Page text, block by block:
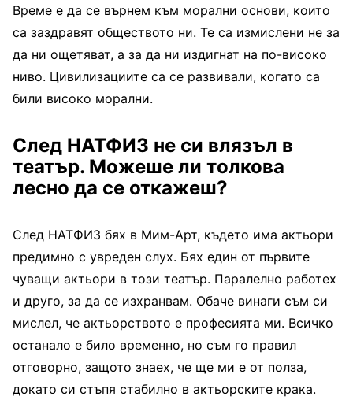
Време е да се върнем към морални основи, които
са заздравят обществото ни. Те са измислени не за
да ни ощетяват, а за да ни издигнат на по-високо
ниво. Цивилизациите са се развивали, когато са
били високо морални.
След НАТФИЗ не си влязъл в
театър. Можеше ли толкова
лесно да се откажеш?
След НАТФИЗ бях в Мим-Арт, където има актьори
предимно с увреден слух. Бях един от първите
чуващи актьори в този театър. Паралелно работех
и друго, за да се изхранвам. Обаче винаги съм си
мислел, че актьорството е професията ми. Всичко
останало е било временно, но съм го правил
отговорно, защото знаех, че ще ми е от полза,
докато си стъпя стабилно в актьорските крака.